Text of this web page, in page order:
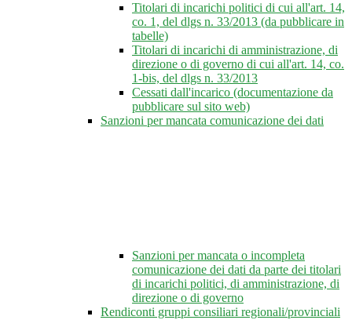
Titolari di incarichi politici di cui all'art. 14,
co. 1, del dlgs n. 33/2013 (da pubblicare in
tabelle)
Titolari di incarichi di amministrazione, di
direzione o di governo di cui all'art. 14, co.
1-bis, del dlgs n. 33/2013
Cessati dall'incarico (documentazione da
pubblicare sul sito web)
Sanzioni per mancata comunicazione dei dati
Sanzioni per mancata o incompleta
comunicazione dei dati da parte dei titolari
di incarichi politici, di amministrazione, di
direzione o di governo
Rendiconti gruppi consiliari regionali/provinciali